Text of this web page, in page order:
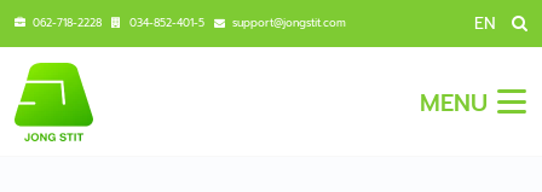
062-718-2228 034-852-401-5 support@jongstit.com EN
MENU